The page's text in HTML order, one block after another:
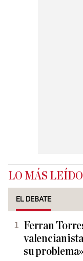
LO MÁS LEÍDO
EL DEBATE
Ferran
valencianista
su problema»